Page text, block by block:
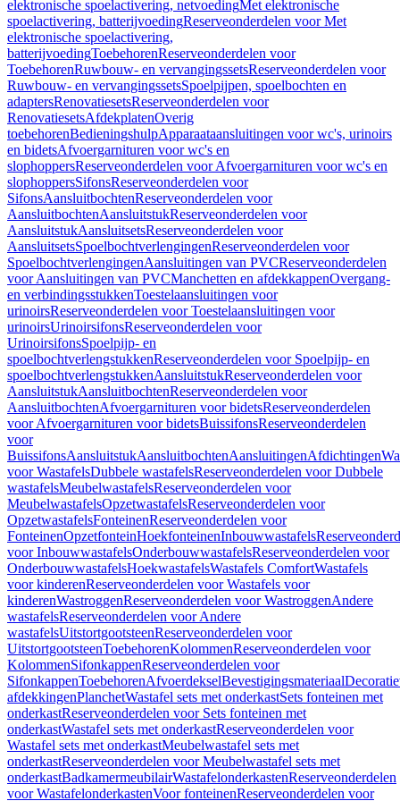
elektronische spoelactivering, netvoedingMet elektronische
spoelactivering, batterijvoedingReserveonderdelen voor Met
elektronische spoelactivering,
batterijvoedingToebehorenReserveonderdelen voor
ToebehorenRuwbouw- en vervangingssetsReserveonderdelen voor
Ruwbouw- en vervangingssetsSpoelpijpen, spoelbochten en
adaptersRenovatiesetsReserveonderdelen voor
RenovatiesetsAfdekplatenOverig
toebehorenBedieningshulpApparaataansluitingen voor wc's, urinoirs
en bidetsAfvoergarnituren voor wc's en
slophoppersReserveonderdelen voor Afvoergarnituren voor wc's en
slophoppersSifonsReserveonderdelen voor
SifonsAansluitbochtenReserveonderdelen voor
AansluitbochtenAansluitstukReserveonderdelen voor
AansluitstukAansluitsetsReserveonderdelen voor
AansluitsetsSpoelbochtverlengingenReserveonderdelen voor
SpoelbochtverlengingenAansluitingen van PVCReserveonderdelen
voor Aansluitingen van PVCManchetten en afdekkappenOvergang-
en verbindingsstukkenToestelaansluitingen voor
urinoirsReserveonderdelen voor Toestelaansluitingen voor
urinoirsUrinoirsifonsReserveonderdelen voor
UrinoirsifonsSpoelpijp- en
spoelbochtverlengstukkenReserveonderdelen voor Spoelpijp- en
spoelbochtverlengstukkenAansluitstukReserveonderdelen voor
AansluitstukAansluitbochtenReserveonderdelen voor
AansluitbochtenAfvoergarnituren voor bidetsReserveonderdelen
voor Afvoergarnituren voor bidetsBuissifonsReserveonderdelen
voor
BuissifonsAansluitstukAansluitbochtenAansluitingenAfdichtingen
voor WastafelsDubbele wastafelsReserveonderdelen voor Dubbele
wastafelsMeubelwastafelsReserveonderdelen voor
MeubelwastafelsOpzetwastafelsReserveonderdelen voor
OpzetwastafelsFonteinenReserveonderdelen voor
FonteinenOpzetfonteinHoekfonteinenInbouwwastafels
voor InbouwwastafelsOnderbouwwastafelsReserveonderdelen voor
OnderbouwwastafelsHoekwastafelsWastafels ComfortWastafels
voor kinderenReserveonderdelen voor Wastafels voor
kinderenWastroggenReserveonderdelen voor WastroggenAndere
wastafelsReserveonderdelen voor Andere
wastafelsUitstortgootsteenReserveonderdelen voor
UitstortgootsteenToebehorenKolommenReserveonderdelen voor
KolommenSifonkappenReserveonderdelen voor
SifonkappenToebehorenAfvoerdekselBevestigingsmateriaal
afdekkingenPlanchetWastafel sets met onderkastSets fonteinen met
onderkastReserveonderdelen voor Sets fonteinen met
onderkastWastafel sets met onderkastReserveonderdelen voor
Wastafel sets met onderkastMeubelwastafel sets met
onderkastReserveonderdelen voor Meubelwastafel sets met
onderkastBadkamermeubilairWastafelonderkastenReserveonderdelen
voor WastafelonderkastenVoor fonteinenReserveonderdelen voor